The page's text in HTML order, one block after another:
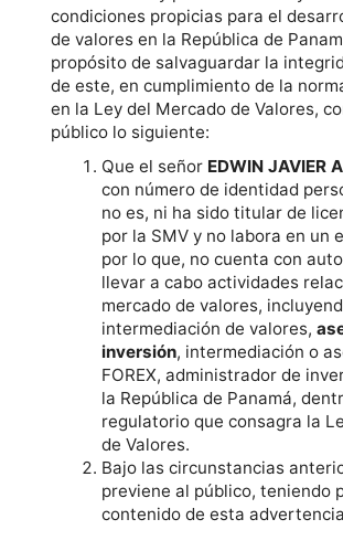
condiciones propicias para el
de valores en la República de
propósito de salvaguardar la
de este, en cumplimiento de la
en la Ley del Mercado de Valores,
público lo siguiente:
Que el señor EDWIN JAVIER
con número de identidad
no es, ni ha sido titular de
por la SMV y no labora en un
por lo que, no cuenta con
llevar a cabo actividades
mercado de valores,
intermediación de valores,
inversión, intermediación o
FOREX, administrador de
la República de Panamá,
regulatorio que consagra la
de Valores.
Bajo las circunstancias
previene al público, teniendo
contenido de esta